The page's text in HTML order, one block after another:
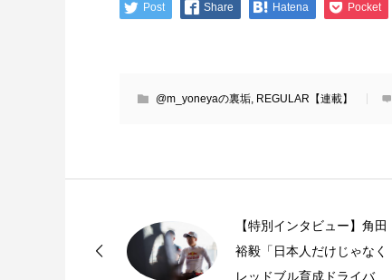
Post Share Hatena Pocket
@m_yoneyaの裏垢, REGULAR【連載】
【特別インタビュー】角田
裕毅「日本人だけじゃなく
レッドブル育成ドライバ...